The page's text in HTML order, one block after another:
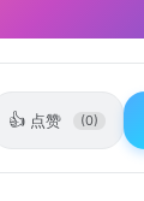
👍 点赞 (0)